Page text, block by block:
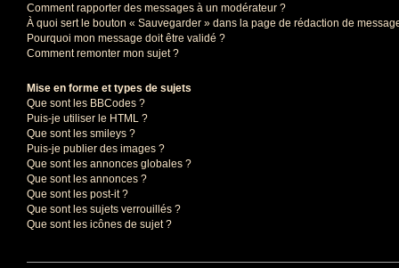
Comment rapporter des messages à un modérateur ?
À quoi sert le bouton « Sauvegarder » dans la page de rédaction de
Pourquoi mon message doit être validé ?
Comment remonter mon sujet ?
Mise en forme et types de sujets
Que sont les BBCodes ?
Puis-je utiliser le HTML ?
Que sont les smileys ?
Puis-je publier des images ?
Que sont les annonces globales ?
Que sont les annonces ?
Que sont les post-it ?
Que sont les sujets verrouillés ?
Que sont les icônes de sujet ?